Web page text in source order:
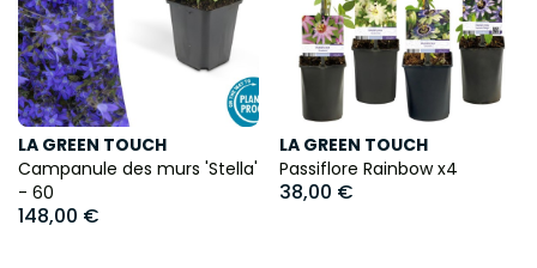
LA GREEN TOUCH
Campanule des murs 'Stella'
- 60
148,00 €
LA GREEN TOUCH
Passiflore Rainbow x4
38,00 €